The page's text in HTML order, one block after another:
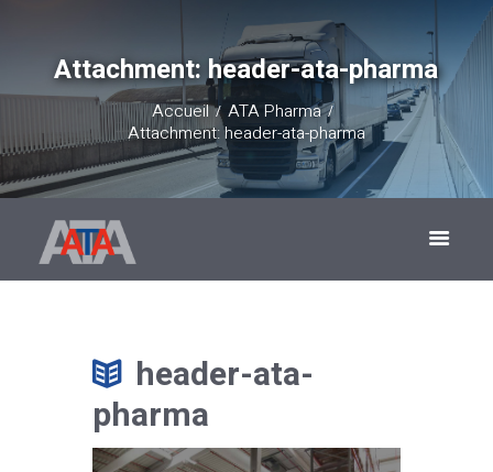
Attachment: header-ata-pharma
Accueil
ATA Pharma
Attachment: header-ata-pharma
header-ata-
pharma